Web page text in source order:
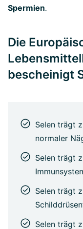
Spermien.
Die
bescheinigt
Selen trägt
normaler
Selen trägt
Selen trägt
Selen trägt